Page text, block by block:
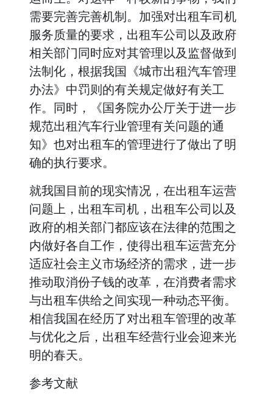
需要完善完善机制。加强对出租车司机
服务质量的要求，出租车公司以及政府
相关部门同时应对其管理以及监督做到
法制化，根据我国《城市出租汽车管理
办法》中罚则的有关规定做好有关工
作。同时，《国务院办公厅关于进一步
规范出租汽车行业管理有关问题的通
知》也对出租车的管理进行了做出了明
确的执行要求。
就我国目前的现实情况，在出租车运营
问题上，出租车司机，出租车公司以及
政府的相关部门都应该在法律的范围之
内做好各自工作，使得出租车运营充分
适应社会主义市场经济的需求，进一步
推动取消份子钱的改革，在消费者需求
与出租车供给之间实现一种动态平衡。
相信我国在经历了对出租车管理的改革
与优化之后，出租车经营行业会迎来光
明的春天。
参考文献